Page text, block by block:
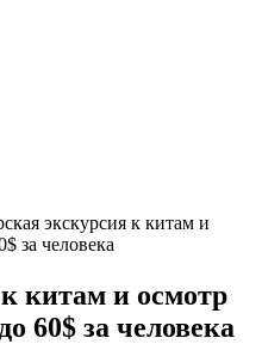
экскурсия к китам и
за человека
китам и осмотр
60$ за человека